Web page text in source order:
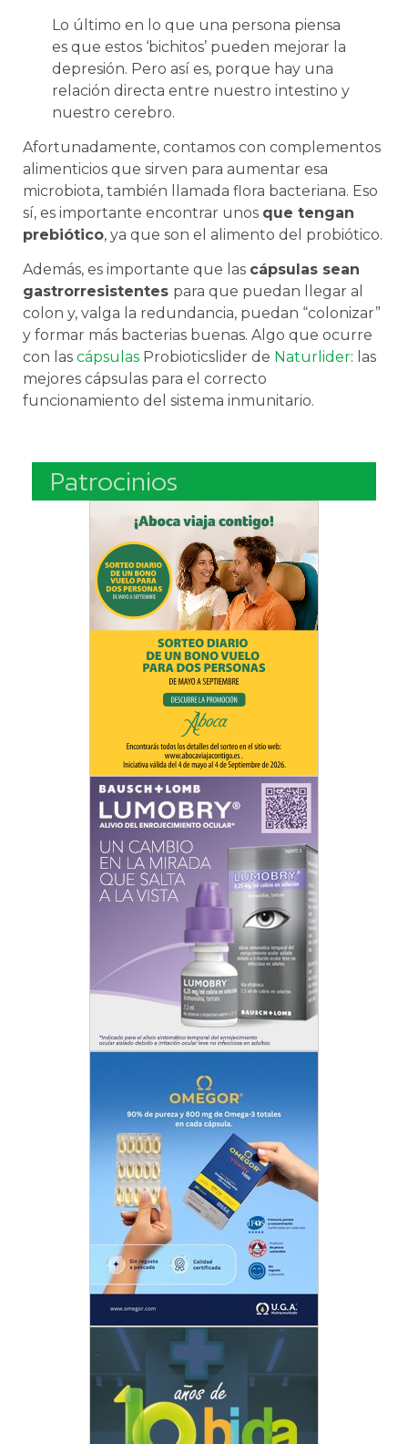
Lo último en lo que una persona piensa
es que estos ‘bichitos’ pueden mejorar la
depresión. Pero así es, porque hay una
relación directa entre nuestro intestino y
nuestro cerebro.
Afortunadamente, contamos con complementos
alimenticios que sirven para aumentar esa
microbiota, también llamada flora bacteriana. Eso
sí, es importante encontrar unos que tengan
prebiótico, ya que son el alimento del probiótico.
Además, es importante que las cápsulas sean
gastrorresistentes para que puedan llegar al
colon y, valga la redundancia, puedan “colonizar”
y formar más bacterias buenas. Algo que ocurre
con las cápsulas Probioticslider de Naturlider: las
mejores cápsulas para el correcto
funcionamiento del sistema inmunitario.
Patrocinios